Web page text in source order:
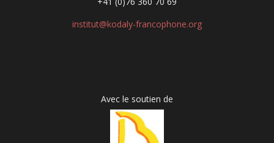
institut@kodaly-francophone.org
Avec le soutien de